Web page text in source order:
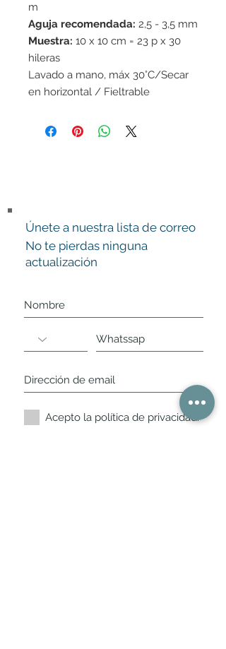
m
Aguja recomendada: 2,5 - 3,5 mm
Muestra: 10 x 10 cm = 23 p x 30
hileras
Lavado a mano, máx 30°C/Secar
en horizontal / Fieltrable
Únete a nuestra lista de correo
No te pierdas ninguna
actualización
Acepto la política de privacidad.